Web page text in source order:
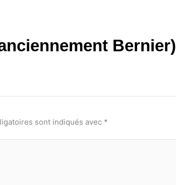
Bernier)
sont indiqués avec *